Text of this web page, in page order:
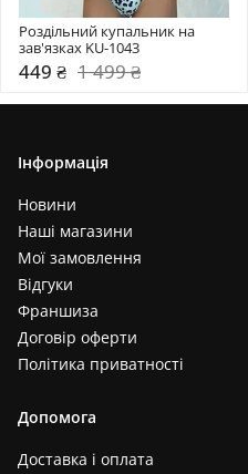
Роздільний купальник на
зав'язках KU-1043
449 ₴ 1 499 ₴
Інформація
Новини
Наші магазини
Мої замовлення
Відгуки
Франшиза
Договір оферти
Політика приватності
Допомога
Доставка і оплата